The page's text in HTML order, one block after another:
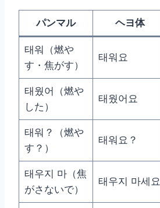
パンマル ヘヨ体
태워（燃や
す・焦がす）
태워요
태웠어（燃や
した）
태웠어요
태워？（燃や
す？）
태워요？
태우지 마（焦
がさないで）
태우지 마세요